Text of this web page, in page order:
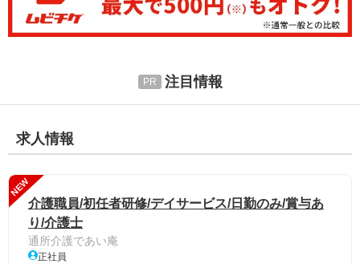
注目情報
求人情報
NEW
介護職員/初任者研修/デイサービス/日勤のみ/賞与あ
り/介護士
通所介護であい庵
正社員